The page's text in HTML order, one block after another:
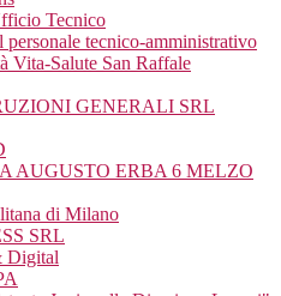
Tecnico
personale tecnico-amministrativo
Vita-Salute San Raffale
GENERALI SRL
AUGUSTO ERBA 6 MELZO
di Milano
SRL
Digital